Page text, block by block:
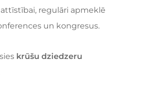
regulāri apmeklē
un kongresus.
krūšu dziedzeru